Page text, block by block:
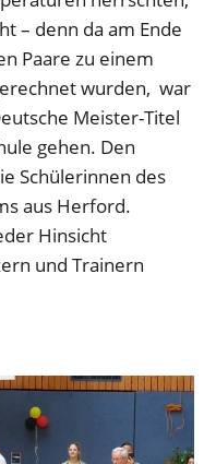
– denn da am Ende
Paare zu einem
wurden, war
Meister-Titel
gehen. Den
Schülerinnen des
aus Herford.
Hinsicht
und Trainern